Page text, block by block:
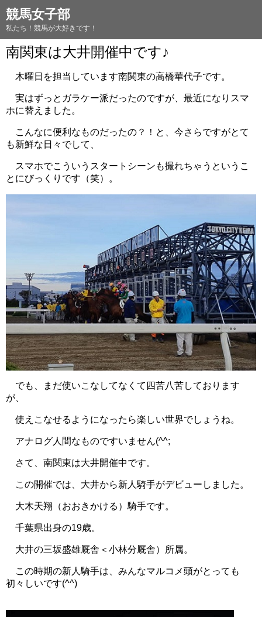
競馬女子部
私たち！競馬が大好きです！
南関東は大井開催中です♪
木曜日を担当しています南関東の高橋華代子です。
実はずっとガラケー派だったのですが、最近になりスマ
ホに替えました。
こんなに便利なものだったの？！と、今さらですがとて
も新鮮な日々でして、
スマホでこういうスタートシーンも撮れちゃうというこ
とにびっくりです（笑）。
でも、まだ使いこなしてなくて四苦八苦しております
が、
使えこなせるようになったら楽しい世界でしょうね。
アナログ人間なものですいません(^^;
さて、南関東は大井開催中です。
この開催では、大井から新人騎手がデビューしました。
大木天翔（おおきかける）騎手です。
千葉県出身の19歳。
大井の三坂盛雄厩舎＜小林分厩舎）所属。
この時期の新人騎手は、みんなマルコメ頭がとっても
初々しいです(^^)